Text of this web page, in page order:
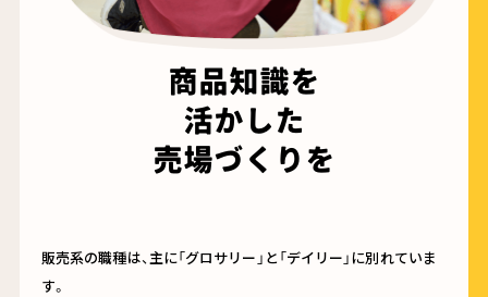
商品知識を
活かした
売場づくりを
販売系の職種は、主に「グロサリー」と「デイリー」に別れていま
す。